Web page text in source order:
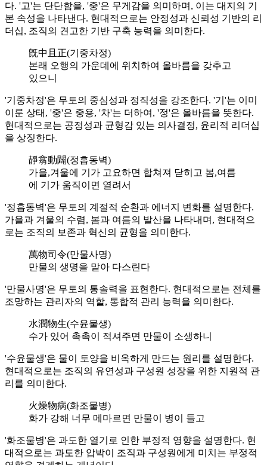
다. '고'는 단단함을, '중'은 무게감을 의미하며, 이는 대지의 기
본 속성을 나타낸다. 현대적으로는 안정성과 신뢰성 기반의 리
더십, 조직의 견고한 기반 구축 능력을 의미한다.
旣中且正(기중차정)
본래 오행의 가운데에 위치하여 올바름을 갖추고
있으니
'기중차정'은 무토의 중심성과 정직성을 강조한다. '기'는 이미
이룬 상태, '중'은 중용, '차'는 더하여, '정'은 올바름을 뜻한다.
현대적으로는 공정성과 균형감 있는 의사결정, 윤리적 리더십
을 상징한다.
靜翕動闢(정흡동벽)
가을,겨울에 기가 고요하면 합쳐져 닫히고 봄,여름
에 기가 움직이면 열려서
'정흡동벽'은 무토의 계절적 순환과 에너지 변화를 설명한다.
가을과 겨울의 수렴, 봄과 여름의 발산을 나타내며, 현대적으
로는 조직의 보존과 혁신의 균형을 의미한다.
萬物司令(만물사명)
만물의 생명을 맡아 다스린다
'만물사명'은 무토의 통솔력을 표현한다. 현대적으로는 전체를
조망하는 관리자의 역할, 통합적 관리 능력을 의미한다.
水潤物生(수윤물생)
수가 있어 촉촉이 적셔주면 만물이 소생하니
'수윤물생'은 물이 토양을 비옥하게 만드는 원리를 설명한다.
현대적으로는 조직의 유연성과 구성원 성장을 위한 지원적 관
리를 의미한다.
火燥物病(화조물병)
화가 강해 너무 메마르면 만물이 병이 들고
'화조물병'은 과도한 열기로 인한 부정적 영향을 설명한다. 현
대적으로는 과도한 압박이 조직과 구성원에게 미치는 부정적